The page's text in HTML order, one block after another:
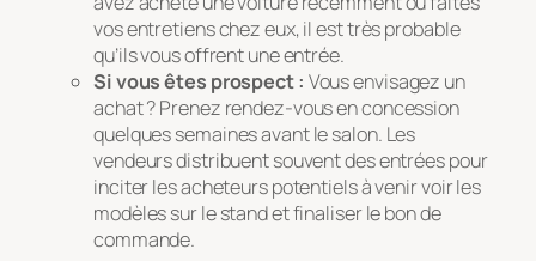
vos entretiens chez eux, il est très probable
qu’ils vous offrent une entrée.
Si vous êtes prospect : Vous envisagez un
achat ? Prenez rendez-vous en concession
quelques semaines avant le salon. Les
vendeurs distribuent souvent des entrées pour
inciter les acheteurs potentiels à venir voir les
modèles sur le stand et finaliser le bon de
commande.